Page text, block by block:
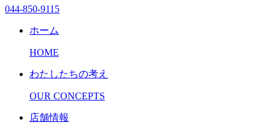
044-850-9115
ホーム
HOME
わたしたちの考え
OUR CONCEPTS
店舗情報